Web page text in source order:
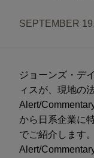
SEPTEMBER
ジョーンズ・デ
ィスが、現地の
Alert/
から日系企業に
でご紹介します
Alert/